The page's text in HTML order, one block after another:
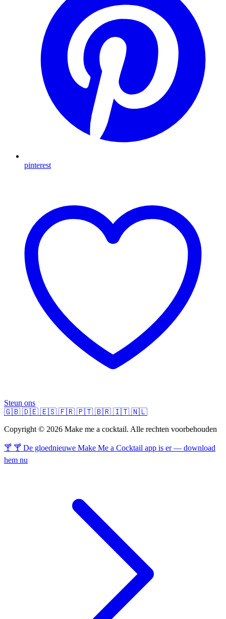
pinterest
Steun ons
🇬🇧 🇩🇪 🇪🇸 🇫🇷 🇵🇹 🇧🇷 🇮🇹 🇳🇱
Copyright © 2026 Make me a cocktail. Alle rechten voorbehouden
🍸 🍸 De gloednieuwe Make Me a Cocktail app is er — download
hem nu